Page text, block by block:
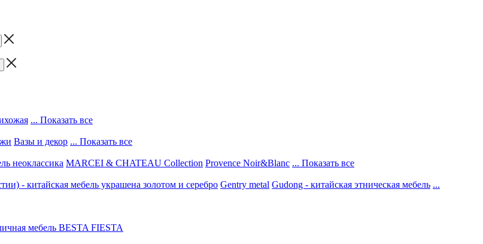
... Показать все
Вазы и декор ... Показать все
неоклассика MARCEI & CHATEAU Collection Provence Noir&Blanc ... Показать все
- китайская мебель украшена золотом и серебро Gentry metal Gudong - китайская этническая мебель ...
мебель BESTA FIESTA